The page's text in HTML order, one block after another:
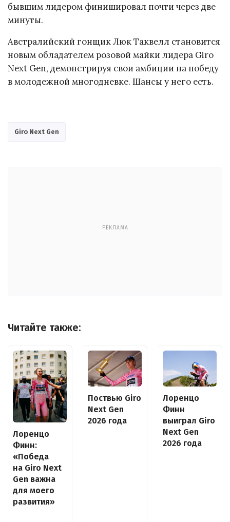
бывшим лидером финишировал почти через две
минуты.
Австралийский гонщик Люк Таквелл становится
новым обладателем розовой майки лидера Giro
Next Gen, демонстрируя свои амбиции на победу
в молодежной многодневке. Шансы у него есть.
Giro Next Gen
РЕКЛАМА
Читайте также:
Лоренцо
Финн:
«Победа
на Giro Next
Gen важна
для моего
развития»
Поствью Giro
Next Gen
2026 года
Лоренцо
Финн
выиграл Giro
Next Gen
2026 года